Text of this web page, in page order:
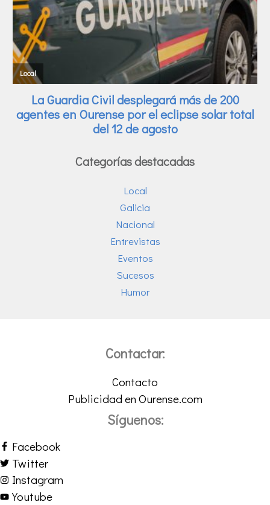
Categorías destacadas
Local
Galicia
Nacional
Entrevistas
Eventos
Sucesos
Humor
Contactar:
Contacto
Publicidad en Ourense.com
Síguenos:
Facebook
Twitter
Instagram
Youtube